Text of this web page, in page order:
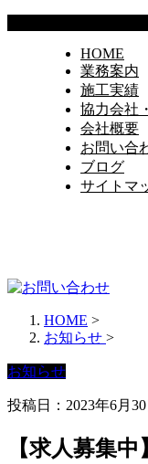
HOME
業務案内
施工実績
協力会社
会社概要
お問い合
ブログ
サイトマ
HOME >
お知らせ >
お知らせ
投稿日：2023年6月30
【求人募集